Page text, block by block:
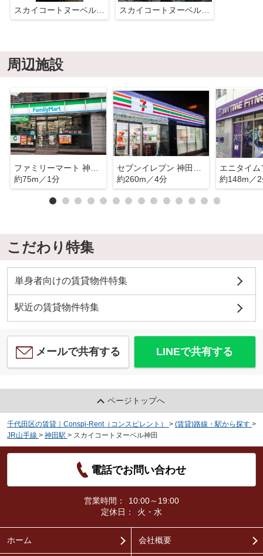
スカイコートヌーベル神田 スカイコートヌーベル神田
周辺施設
約75m／1分
約260m／4分
約148m／
こだわり特集
単身者向けの賃貸物件特集
駅近の賃貸物件特集
メールで共有する LINEで共有する
ページトップへ
千代田区の賃貸｜Conspi-Rent（コンスピレント） > (賃貸)路線・駅から探す >
JR山手線 > 神田駅 > スカイコートヌーベル神田
電話でお問い合わせ
営業時間：
10:00～19:00
定休日：
火・水
ホーム 会社概要